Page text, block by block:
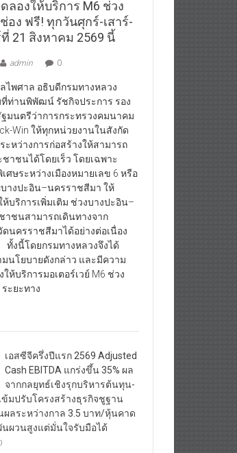
ลองให้บริการ M6 ช่วง
อง ฟรี! ทุกวันศุกร์-เสาร์-
21 สิงหาคม 2569 นี้
admin 0
พศาล อธิบดีกรมทางหลวง
ที่ท่านพิพัฒน์ รัชกิจประการ รอง
มนตรีว่าการกระทรวงคมนาคม
Win ให้ทุกหน่วยงานในสังกัด
ะหว่างการก่อสร้างให้สามารถ
าชนได้โดยเร็ว โดยเฉพาะ
ศษระหว่างเมืองหมายเลข 6 หรือ
บางปะอิน–นครราชสีมา ให้
บริการเพิ่มเติม ช่วงบางปะอิน–
าชนสามารถเดินทางจาก
นครราชสีมาได้อย่างต่อเนื่อง
โดยกรมทางหลวงจึงได้
มนโยบายดังกล่าว และมีความ
ห้บริการมอเตอร์เวย์ M6 ช่วง
ะยะทาง
เอสซีจีครึ่งปีแรก 2569 Adjusted
Cash EBITDA แกร่งขึ้น 35% ผล
จากกลยุทธ์เชิงรุกบริหารต้นทุน-
ข้มปรับโครงสร้างธุรกิจชูฐาน
ผลระหว่างกาล 3.5 บาท/หุ้นคาด
นผวนสูงแต่มั่นใจรับมือได้